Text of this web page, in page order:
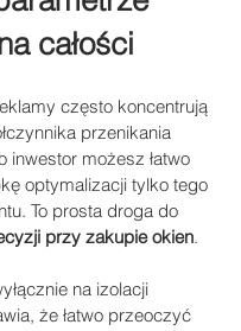
całości
często koncentrują
przenikania
inwestor możesz łatwo
optymalizacji tylko tego
To prosta droga do
przy zakupie okien.
na izolacji
że łatwo przeoczyć